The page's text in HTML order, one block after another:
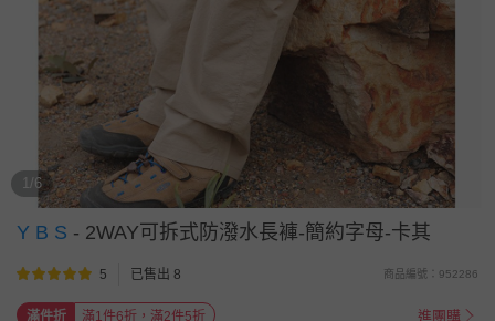
1/6
Y B S - 2WAY可拆式防潑水長褲-簡約字母-卡其
5 已售出 8 商品編號：952286
滿件折 滿1件6折，滿2件5折 進團購